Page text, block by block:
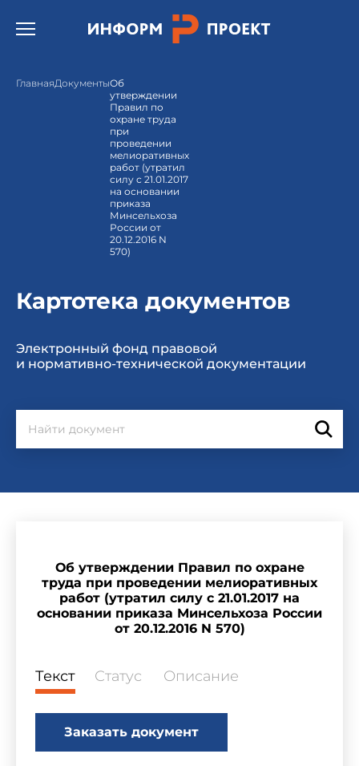
Открыть бургер меню.
ГлавнаяДокументыОб
утверждении
Правил по
охране труда
при
проведении
мелиоративных
работ (утратил
силу с 21.01.2017
на основании
приказа
Минсельхоза
России от
20.12.2016 N
570)
Картотека документов
Электронный фонд правовой
и нормативно-технической документации
Об утверждении Правил по охране
труда при проведении мелиоративных
работ (утратил силу с 21.01.2017 на
основании приказа Минсельхоза России
от 20.12.2016 N 570)
Текст Статус Описание
Заказать документ